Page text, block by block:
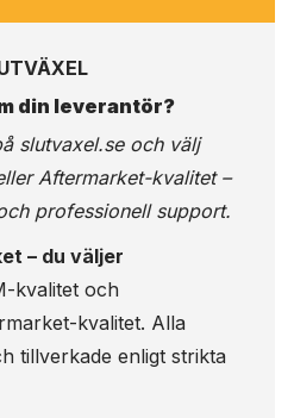
din leverantör?
slutvaxel.seoch välj
Aftermarket-kvalitet –
professionell support.
– du väljer
kvalitet och
kvalitet. Alla
tillverkade enligt strikta